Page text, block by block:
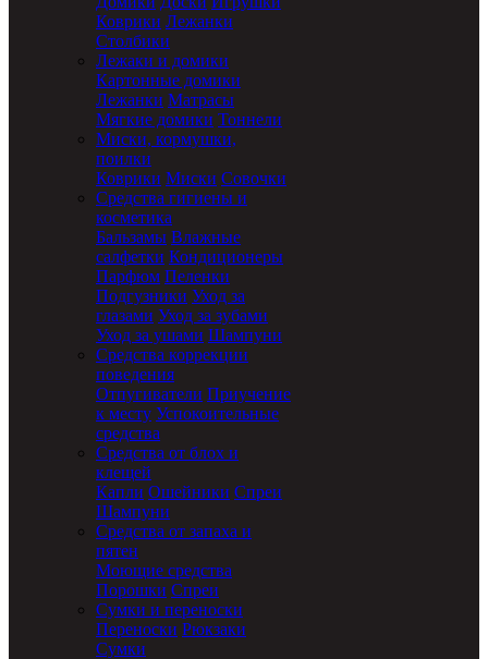
Коврики Лежанки
Столбики
Лежаки и домики
Картонные домики
Лежанки Матрасы
Мягкие домики Тоннели
Миски, кормушки,
поилки
Коврики Миски Совочки
Средства гигиены и
косметика
Бальзамы Влажные
салфетки Кондиционеры
Парфюм Пеленки
Подгузники Уход за
глазами Уход за зубами
Уход за ушами Шампуни
Средства коррекции
поведения
Отпугиватели Приучение
к месту Успокоительные
средства
Средства от блох и
клещей
Капли Ошейники Спреи
Шампуни
Средства от запаха и
пятен
Моющие средства
Порошки Спреи
Сумки и переноски
Переноски Рюкзаки
Сумки